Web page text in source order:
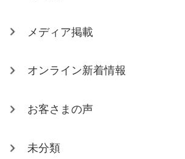
メディア掲載
オンライン新着情報
お客さまの声
未分類